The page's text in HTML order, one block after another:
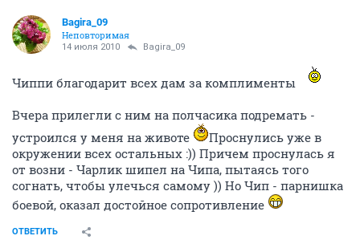
Bagira_09
Неповторимая
14 июля 2010 Bagira_09
Чиппи благодарит всех дам за комплименты
Вчера прилегли с ним на полчасика подремать -
устроился у меня на животе
Проснулись уже в
окружении всех остальных :)) Причем проснулась я
от возни - Чарлик шипел на Чипа, пытаясь того
согнать, чтобы улечься самому )) Но Чип - парнишка
боевой, оказал достойное сопротивление
ОТВЕТИТЬ